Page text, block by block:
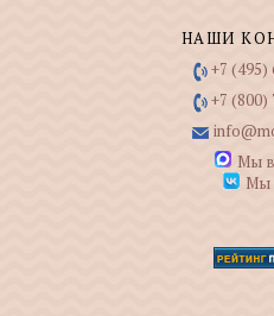
НАШИ
+7 (495)
+7 (800)
Мы
Мы